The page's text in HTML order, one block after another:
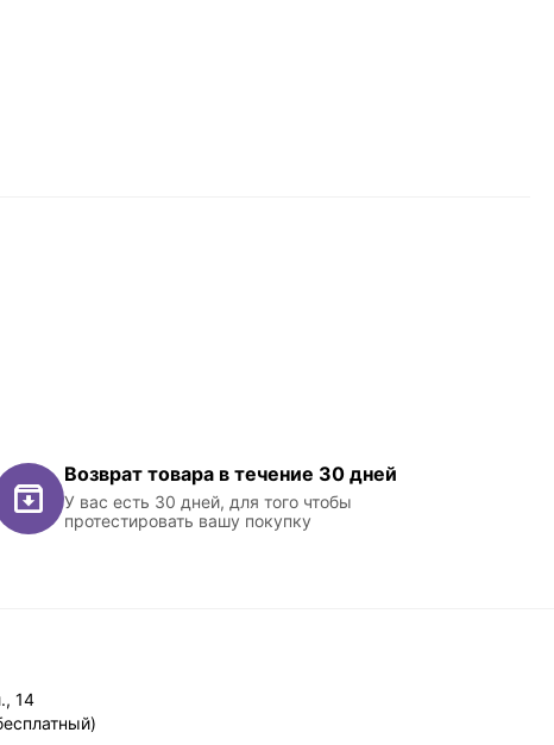
Возврат товара в течение 30 дней
У вас есть 30 дней, для того чтобы
протестировать вашу покупку
14